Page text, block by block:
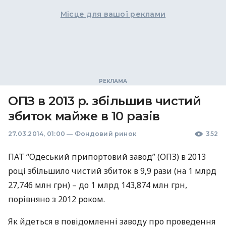
Місце для вашої реклами
ОПЗ в 2013 р. збільшив чистий
збиток майже в 10 разів
27.03.2014, 01:00 — Фондовий ринок 352
ПАТ “Одеський припортовий завод” (ОПЗ) в 2013
році збільшило чистий збиток в 9,9 рази (на 1 млрд
27,746 млн грн) – до 1 млрд 143,874 млн грн,
порівняно з 2012 роком.
Як йдеться в повідомленні заводу про проведення